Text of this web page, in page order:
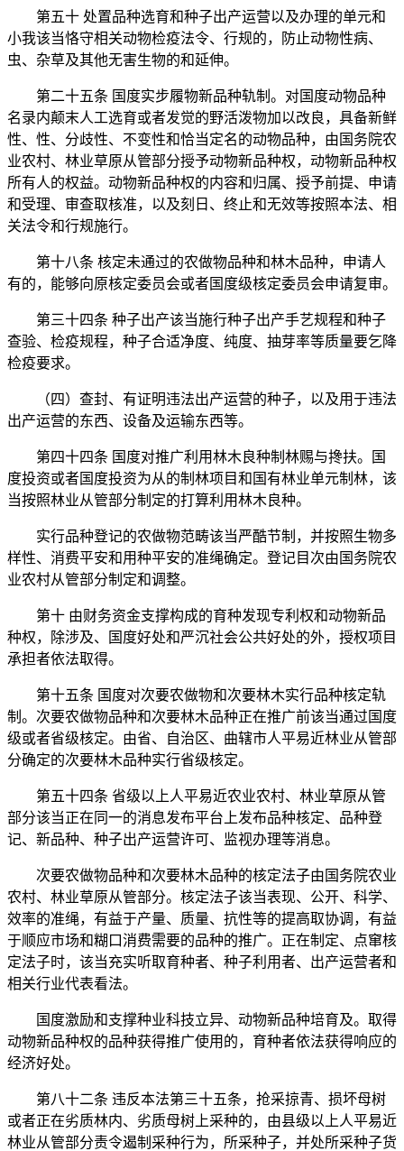
第五十 处置品种选育和种子出产运营以及办理的单元和
小我该当恪守相关动物检疫法令、行规的，防止动物性病、
虫、杂草及其他无害生物的和延伸。
第二十五条 国度实步履物新品种轨制。对国度动物品种
名录内颠末人工选育或者发觉的野活泼物加以改良，具备新鲜
性、性、分歧性、不变性和恰当定名的动物品种，由国务院农
业农村、林业草原从管部分授予动物新品种权，动物新品种权
所有人的权益。动物新品种权的内容和归属、授予前提、申请
和受理、审查取核准，以及刻日、终止和无效等按照本法、相
关法令和行规施行。
第十八条 核定未通过的农做物品种和林木品种，申请人
有的，能够向原核定委员会或者国度级核定委员会申请复审。
第三十四条 种子出产该当施行种子出产手艺规程和种子
查验、检疫规程，种子合适净度、纯度、抽芽率等质量要乞降
检疫要求。
（四）查封、有证明违法出产运营的种子，以及用于违法
出产运营的东西、设备及运输东西等。
第四十四条 国度对推广利用林木良种制林赐与搀扶。国
度投资或者国度投资为从的制林项目和国有林业单元制林，该
当按照林业从管部分制定的打算利用林木良种。
实行品种登记的农做物范畴该当严酷节制，并按照生物多
样性、消费平安和用种平安的准绳确定。登记目次由国务院农
业农村从管部分制定和调整。
第十 由财务资金支撑构成的育种发现专利权和动物新品
种权，除涉及、国度好处和严沉社会公共好处的外，授权项目
承担者依法取得。
第十五条 国度对次要农做物和次要林木实行品种核定轨
制。次要农做物品种和次要林木品种正在推广前该当通过国度
级或者省级核定。由省、自治区、曲辖市人平易近林业从管部
分确定的次要林木品种实行省级核定。
第五十四条 省级以上人平易近农业农村、林业草原从管
部分该当正在同一的消息发布平台上发布品种核定、品种登
记、新品种、种子出产运营许可、监视办理等消息。
次要农做物品种和次要林木品种的核定法子由国务院农业
农村、林业草原从管部分。核定法子该当表现、公开、科学、
效率的准绳，有益于产量、质量、抗性等的提高取协调，有益
于顺应市场和糊口消费需要的品种的推广。正在制定、点窜核
定法子时，该当充实听取育种者、种子利用者、出产运营者和
相关行业代表看法。
国度激励和支撑种业科技立异、动物新品种培育及。取得
动物新品种权的品种获得推广使用的，育种者依法获得响应的
经济好处。
第八十二条 违反本法第三十五条，抢采掠青、损坏母树
或者正在劣质林内、劣质母树上采种的，由县级以上人平易近
林业从管部分责令遏制采种行为，所采种子，并处所采种子货